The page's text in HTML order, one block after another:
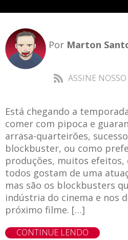
Por Marton
ASSINE NOSSO
Está chegando a
comer com pipoca e
arrasa-quarteirões,
blockbuster, ou como
produções, muitos efeitos,
todos gostam de uma
mas são os blockbusters
indústria do cinema e nos
próximo filme. […]
CONTINUE LENDO